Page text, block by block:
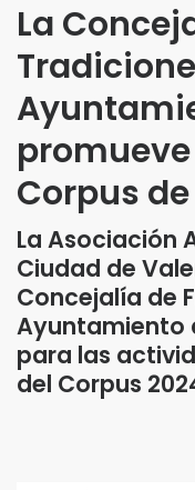
La
Corpus
La Asociación
Ciudad de
Concejalía de
Ayuntamiento
para las
del Corpus